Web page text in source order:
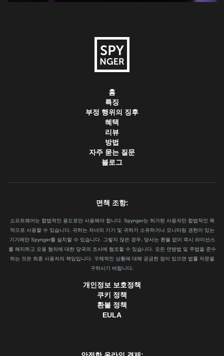
홈
특징
부정 행위의 징후
혜택
리뷰
방법
자주 묻는 질문
블로그
면책 조항:
소프트웨어는 합법적인 용도로만 사용해야 합니다. Spynger는 허가된 사용자만 합법적인 목
적으로 사용할 수 있습니다. 귀하는 자녀의 기기 및 귀하가 소유하거나 모니터링 권한이 있는
기기에만 Spynger를 설치할 수 있습니다. 그렇지 않은 경우, 당사는 환불 없이 즉시 라이선스
를 해지하고 오용 혐의에 대한 당국의 조사에 협조할 수 있습니다. 모든 연방법 및 주법을 준수
하는 것은 최종 사용자의 책임입니다. 구체적인 상황에 대해 궁금한 점이 있으면 법률 자문을
구하시기 바랍니다.
개인정보 보호정책
쿠키 정책
환불 정책
EULA